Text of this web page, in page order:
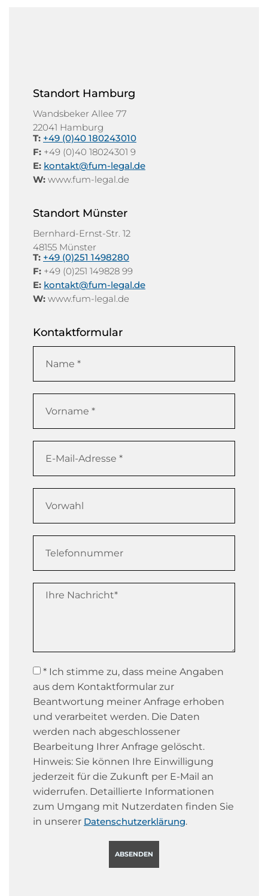
Standort Hamburg
Wandsbeker Allee 77
22041 Hamburg
T: +49 (0)40 180243010
F: +49 (0)40 18024301 9
E: kontakt@fum-legal.de
W: www.fum-legal.de
Standort Münster
Bernhard-Ernst-Str. 12
48155 Münster
T: +49 (0)251 1498280
F: +49 (0)251 149828 99
E: kontakt@fum-legal.de
W: www.fum-legal.de
Kontaktformular
* Ich stimme zu, dass meine Angaben
aus dem Kontaktformular zur
Beantwortung meiner Anfrage erhoben
und verarbeitet werden. Die Daten
werden nach abgeschlossener
Bearbeitung Ihrer Anfrage gelöscht.
Hinweis: Sie können Ihre Einwilligung
jederzeit für die Zukunft per E-Mail an
widerrufen. Detaillierte Informationen
zum Umgang mit Nutzerdaten finden Sie
in unserer Datenschutzerklärung.
ABSENDEN